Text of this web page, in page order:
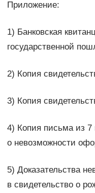
Приложение:
1) Банковская
государственной
2) Копия
3) Копия
4) Копия письма из 7
о невозможности
5) Доказательства
в свидетельство о